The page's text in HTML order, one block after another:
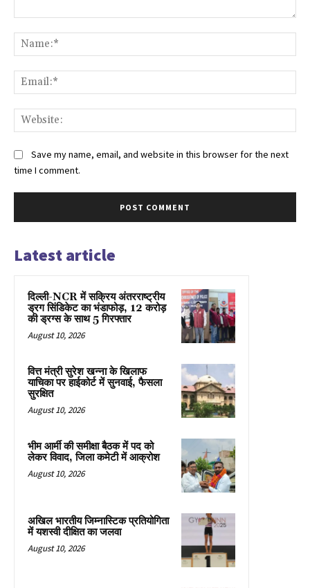
Save my name, email, and website in this browser for the next
time I comment.
Latest article
दिल्ली-NCR में सक्रिय अंतरराष्ट्रीय
ड्रग सिंडिकेट का भंडाफोड़, 12 करोड़
की ड्रग्स के साथ 5 गिरफ्तार
August 10, 2026
वित्त मंत्री सुरेश खन्ना के खिलाफ
याचिका पर हाईकोर्ट में सुनवाई, फैसला
सुरक्षित
August 10, 2026
भीम आर्मी की समीक्षा बैठक में पद को
लेकर विवाद, जिला कमेटी में आक्रोश
August 10, 2026
अखिल भारतीय जिम्नास्टिक प्रतियोगिता
में यशस्वी दीक्षित का जलवा
August 10, 2026